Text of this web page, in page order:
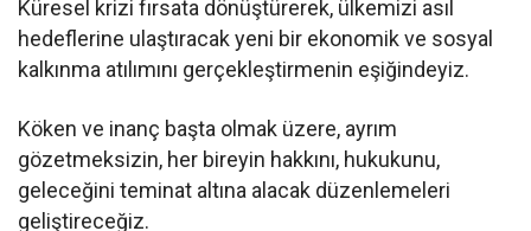
Küresel krizi fırsata dönüştürerek, ülkemizi asıl
hedeflerine ulaştıracak yeni bir ekonomik ve sosyal
kalkınma atılımını gerçekleştirmenin eşiğindeyiz.
Köken ve inanç başta olmak üzere, ayrım
gözetmeksizin, her bireyin hakkını, hukukunu,
geleceğini teminat altına alacak düzenlemeleri
geliştireceğiz.